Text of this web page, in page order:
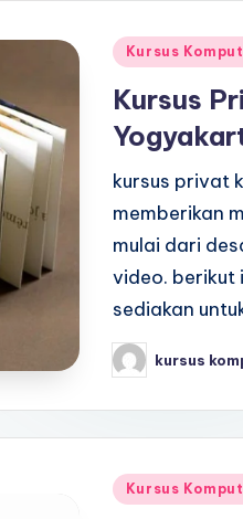
Kursus
Kursus
kursus privat
memberikan
mulai dari
video. berikut
sediakan
kursus
Kursus